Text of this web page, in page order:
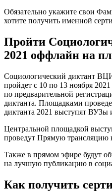
Обязательно укажите свои
хотите получить именной
Пройти
2021 оффлайн на
Социологический диктант
пройдет с 10 по 13 ноября
по предварительной
диктанта. Площадками
диктанта 2021 выступят ВУЗы
Центральной площадкой
проведут Прямую трансляцию
Также в прямом эфире будут
на лучшую публикацию в
Как получить